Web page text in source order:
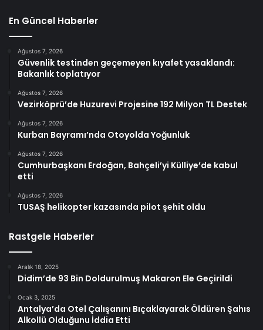
En Güncel Haberler
Ağustos 7, 2026
Güvenlik testinden geçemeyen kıyafet yasaklandı:
Bakanlık toplatıyor
Ağustos 7, 2026
Vezirköprü’de Huzurevi Projesine 192 Milyon TL Destek
Ağustos 7, 2026
Kurban Bayramı’nda Otoyolda Yoğunluk
Ağustos 7, 2026
Cumhurbaşkanı Erdoğan, Bahçeli’yi Külliye’de kabul
etti
Ağustos 7, 2026
TUSAŞ helikopter kazasında pilot şehit oldu
Rastgele Haberler
Aralık 18, 2025
Didim’de 93 Bin Doldurulmuş Makaron Ele Geçirildi
Ocak 3, 2025
Antalya’da Otel Çalışanını Bıçaklayarak Öldüren Şahıs
Alkollü Olduğunu İddia Etti